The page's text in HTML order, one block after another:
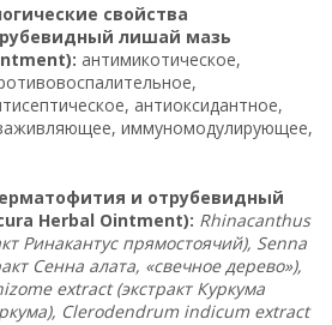
свойства
лишай мазь
антимикотическое,
антиоксидантное,
иммуномодулирующее,
и отрубевидный
Herbal Ointment): Rhinacanthus
Ринакантус прямостоячий), Senna
Сенна алата, «свечное дерево»),
extract (экстракт Куркума
Clerodendrum indicum extract